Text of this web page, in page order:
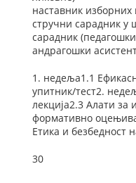
наставник
стручни сарадник у
сарадник (педагошки
андрагошки
1. недеља1.1
упитник/тест2.
лекција2.3 Алати
формативно
Етика и безбедност
30